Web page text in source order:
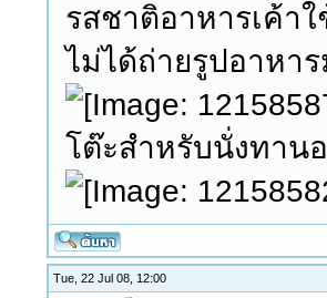
รสชาติอาหารเค้า
ไม่ได้ถ่ายรูปอาหา
โต๊ะสำหรับนั่งทาน
Tue, 22 Jul 08, 12:00